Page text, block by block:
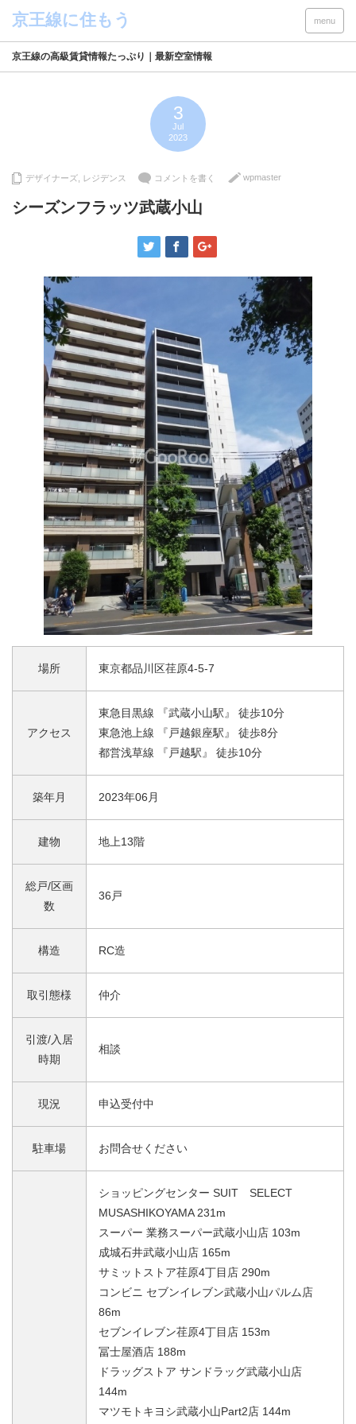
menu
京王線の高級賃貸情報たっぷり｜最新空室情報
3
Jul
2023
デザイナーズ レジデンス コメントを書く wpmaster
シーズンフラッツ武蔵小山
場所 東京都品川区荏原4-5-7
アクセス
東急目黒線 『武蔵小山駅』 徒歩10分
東急池上線 『戸越銀座駅』 徒歩8分
都営浅草線 『戸越駅』 徒歩10分
築年月 2023年06月
建物 地上13階
総戸/区画
数
36戸
構造 RC造
取引態様 仲介
引渡/入居
時期
相談
現況 申込受付中
駐車場 お問合せください
ショッピングセンター SUIT SELECT
MUSASHIKOYAMA 231m
スーパー 業務スーパー武蔵小山店 103m
成城石井武蔵小山店 165m
サミットストア荏原4丁目店 290m
コンビニ セブンイレブン武蔵小山パルム店
86m
セブンイレブン荏原4丁目店 153m
冨士屋酒店 188m
ドラッグストア サンドラッグ武蔵小山店
144m
マツモトキヨシ武蔵小山Part2店 144m